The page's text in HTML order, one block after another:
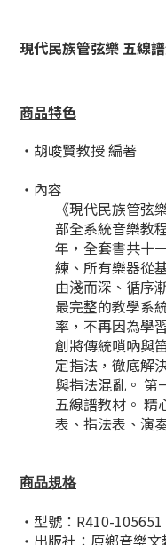
現代民族管弦樂 五線
商品特色
・胡峻賢教授 編著
・內容
《現代民族管弦
部全系統音樂教
年，全套書共十
練、所有樂器從
由淺而深、循序
最完整的教學系
率，不再因為學
創將傳統嗩吶與
定指法，徹底解
與指法混亂。 第
五線譜教材。 精
表、指法表、演
商品規格
・型號：R410-105651
・出版社：原鄉音樂